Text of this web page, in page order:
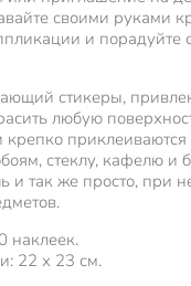
своими руками
и порадуйте
стикеры,
любую
крепко
стеклу, кафелю и
и так же просто, при
наклеек.
22 х 23 см.